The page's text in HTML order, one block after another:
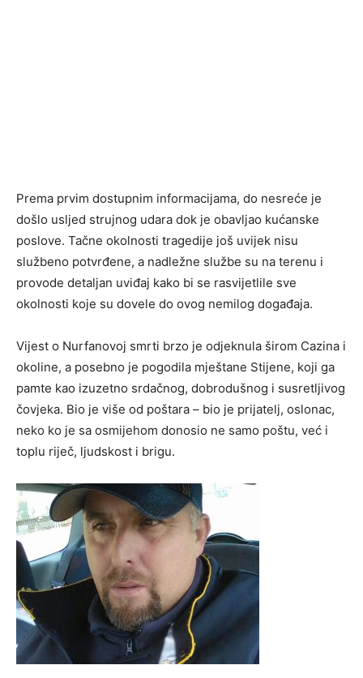
Prema prvim dostupnim informacijama, do nesreće je
došlo usljed strujnog udara dok je obavljao kućanske
poslove. Tačne okolnosti tragedije još uvijek nisu
službeno potvrđene, a nadležne službe su na terenu i
provode detaljan uviđaj kako bi se rasvijetlile sve
okolnosti koje su dovele do ovog nemilog događaja.
Vijest o Nurfanovoj smrti brzo je odjeknula širom Cazina i
okoline, a posebno je pogodila mještane Stijene, koji ga
pamte kao izuzetno srdačnog, dobrodušnog i susretljivog
čovjeka. Bio je više od poštara – bio je prijatelj, oslonac,
neko ko je sa osmijehom donosio ne samo poštu, već i
toplu riječ, ljudskost i brigu.